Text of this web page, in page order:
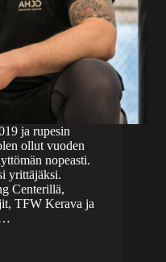
ja rupesin
ollut vuoden
nopeasti.
yrittäjäksi.
Centerillä,
TFW Kerava ja